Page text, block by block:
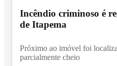
Incêndio criminoso é
de Itapema
Próximo ao imóvel foi
parcialmente cheio